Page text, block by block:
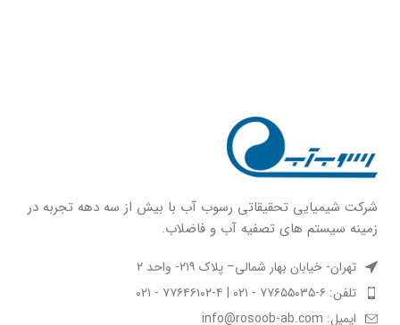
شركت شيميايى تحقیقاتی رسوب آب با بيش از سه دهه تجربه در
زمينه سيستم هاى تصفيه آب و فاضلاب.
تهران- خیابان بهار شمالی– پلاک ۲۱۹- واحد ۲
تلفن: ۶-۷۷۶۵۵۰۳۵ - ۰۲۱ | ۴-۷۷۶۴۶۱۰۲ - ۰۲۱
ایمیل: info@rosoob-ab.com